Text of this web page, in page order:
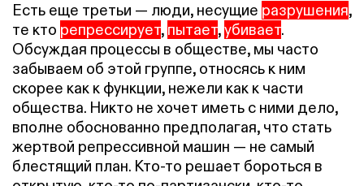
Есть еще третьи — люди, несущие разрушения,
те кто репрессирует, пытает,убивает.
Обсуждая процессы в обществе, мы часто
забываем об этой группе, относясь к ним
скорее как к функции, нежели как к части
общества. Никто не хочет иметь с ними дело,
вполне обоснованно предполагая, что стать
жертвой репрессивной машин — не самый
блестящий план. Кто-то решает бороться в